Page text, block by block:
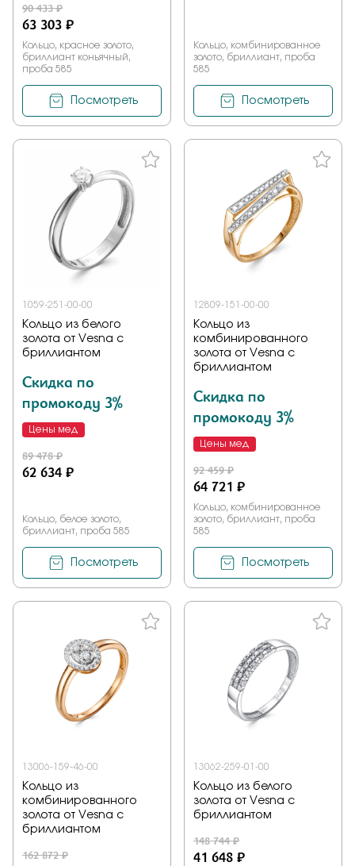
90 433 ₽
63 303 ₽
Кольцо, красное золото,
бриллиант коньячный,
проба 585
Посмотреть
Кольцо, комбинированное
золото, бриллиант, проба
585
Посмотреть
1059-251-00-00
Кольцо из белого
золота от Vesna с
бриллиантом
Скидка по
промокоду 3%
Цены мед
89 478 ₽
62 634 ₽
Кольцо, белое золото,
бриллиант, проба 585
Посмотреть
12809-151-00-00
Кольцо из
комбинированного
золота от Vesna с
бриллиантом
Скидка по
промокоду 3%
Цены мед
92 459 ₽
64 721 ₽
Кольцо, комбинированное
золото, бриллиант, проба
585
Посмотреть
13006-159-46-00
Кольцо из
комбинированного
золота от Vesna с
бриллиантом
162 872 ₽
13062-259-01-00
Кольцо из белого
золота от Vesna с
бриллиантом
148 744 ₽
41 648 ₽